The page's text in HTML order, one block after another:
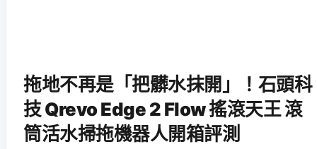
拖地不再是「把髒水抹開」！石頭科
技 Qrevo Edge 2 Flow 搖滾天王 滾
筒活水掃拖機器人開箱評測